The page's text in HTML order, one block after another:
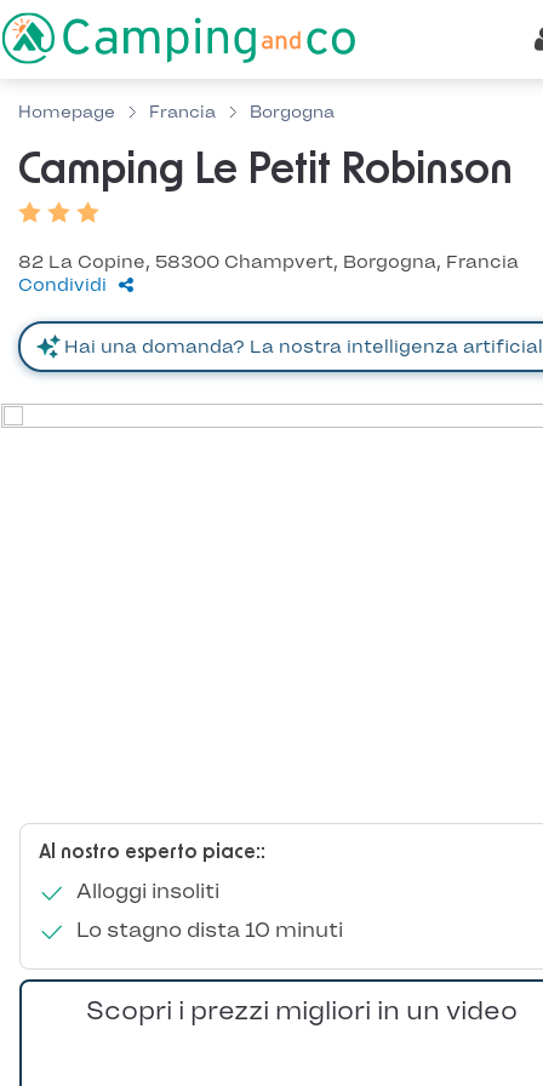
Homepage Francia Borgogna
Camping Le Petit Robinson
82 La Copine, 58300 Champvert, Borgogna, Francia
Condividi
Al nostro esperto piace::
Alloggi insoliti
Lo stagno dista 10 minuti
Scopri i prezzi migliori in un video